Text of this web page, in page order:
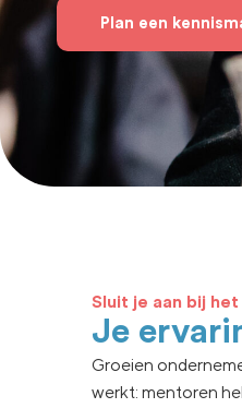
Plan een
Sluit je aan bij
Je
Groeien
werkt: mentoren